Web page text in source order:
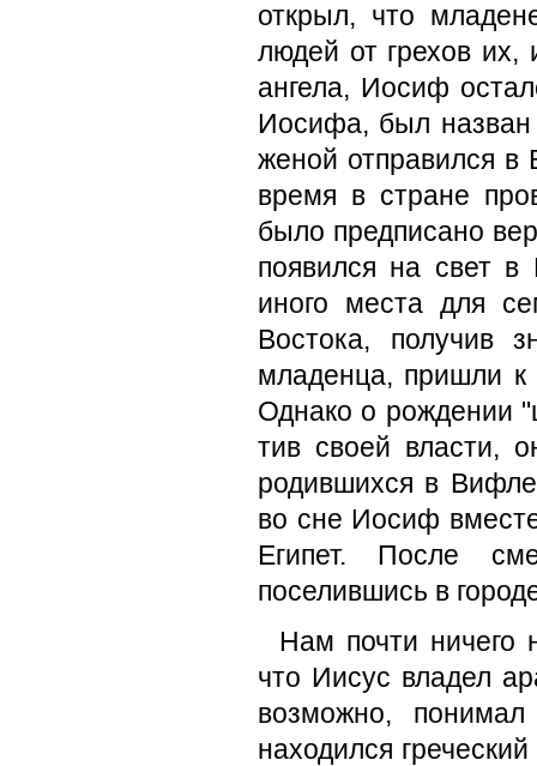
открыл, что
людей от грехов
ангела, Иосиф
Иоси­фа, был
женой отправился
время в стране
было предписа­но
появился на свет
иного мес­та для
Востока, получив
младенца, пришли
Однако о рождении
тив своей власти,
родившихся в
во сне Иосиф
Египет. После
поселившись в
Нам почти ничего
что Иисус владел
возможно,
находился